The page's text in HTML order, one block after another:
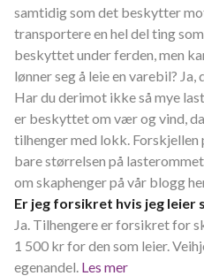
samtidig som det beskytter
transportere en hel del ting
beskyttet under ferden, men
lønner seg å leie en varebil?
Har du derimot ikke så mye
er beskyttet om vær og vind,
tilhenger med lokk. Forskjellen
bare størrelsen på
om skaphenger på vår blogg
Er jeg forsikret hvis jeg leier
Ja. Tilhengere er forsikret for
1 500 kr for den som leier.
egenandel. Les mer